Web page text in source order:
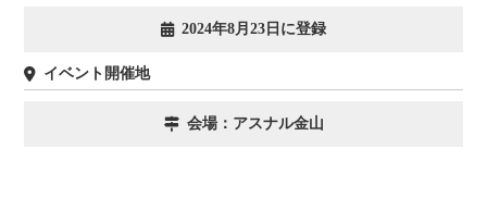
2024年8月23日に登録
イベント開催地
会場：アスナル金山